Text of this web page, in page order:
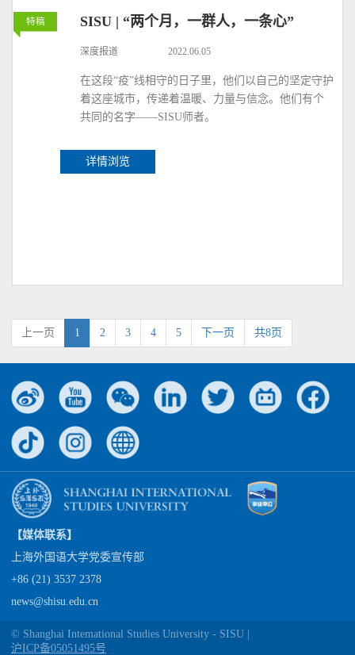
特稿 SISU | “两个月，一群人，一条心”
深度报道 2022.06.05
在这段“疫”线相守的日子里，他们以自己的坚定守护
着这座城市，传递着温暖、力量与信念。他们有个
共同的名字——SISU师者。
详情浏览
上一页 1 2 3 4 5 下一页 共8页
【媒体联系】
上海外国语大学党委宣传部
+86 (21) 3537 2378
news@shisu.edu.cn
© Shanghai Intemational Studies University - SISU |
沪ICP备05051495号